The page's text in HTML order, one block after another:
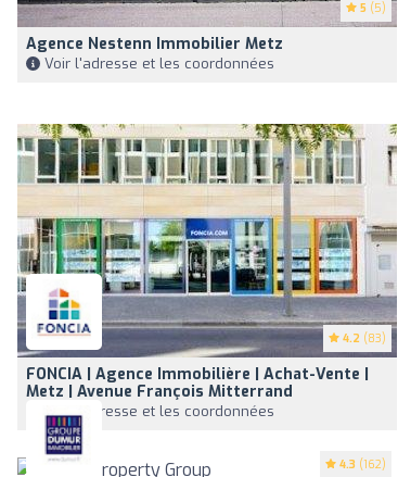
5 (5)
Agence Nestenn Immobilier Metz
Voir l'adresse et les coordonnées
4.2 (83)
FONCIA | Agence Immobilière | Achat-Vente |
Metz | Avenue François Mitterrand
Voir l'adresse et les coordonnées
4.3 (162)